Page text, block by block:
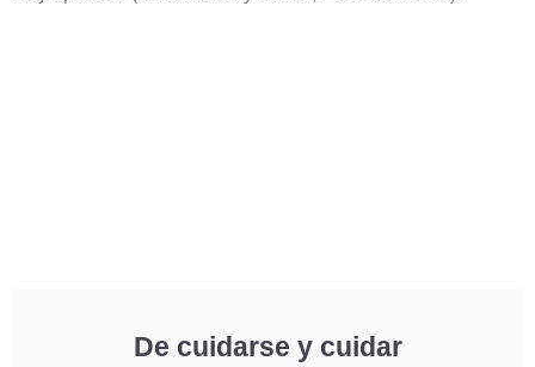
De cuidarse y cuidar